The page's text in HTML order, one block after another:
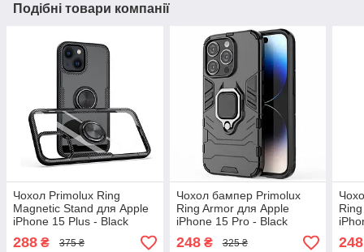
Подібні товари компанії
Чохол Primolux Ring
Magnetic Stand для Apple
iPhone 15 Plus - Black
288 ₴ 375 ₴
Чохол бампер Primolux
Ring Armor для Apple
iPhone 15 Pro - Black
248₴ 325 ₴ 248